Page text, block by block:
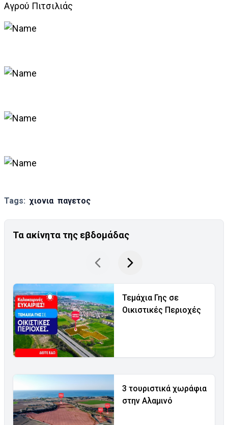
Αγρού Πιτσιλιάς
Tags: χιονια παγετος
Τα ακίνητα της εβδομάδας
Τεμάχια Γης σε
Οικιστικές Περιοχές
3 τουριστικά χωράφια
στην Αλαμινό